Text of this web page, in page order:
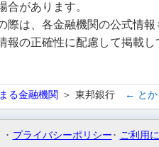
があります。
は、各金融機関の公式情報
の正確性に配慮して掲載し
る金融機関 東邦銀行 ← とか
プライバシーポリシー ご利用